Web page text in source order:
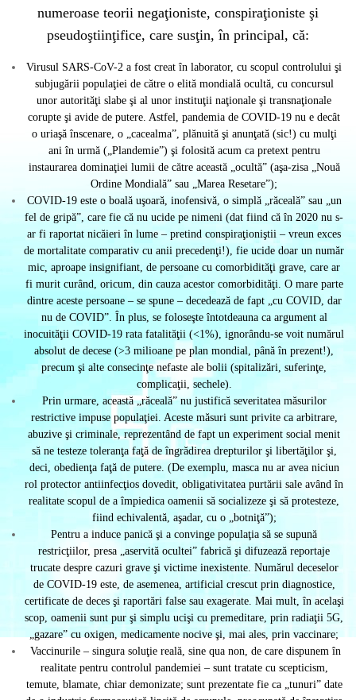
numeroase teorii negaţioniste, conspiraţioniste şi
pseudoştiinţifice, care susţin, în principal, că:
Virusul SARS-CoV-2 a fost creat în laborator, cu scopul controlului şi
subjugării populaţiei de către o elită mondială ocultă, cu concursul
unor autorităţi slabe şi al unor instituţii naţionale şi transnaţionale
corupte şi avide de putere. Astfel, pandemia de COVID-19 nu e decât
o uriaşă înscenare, o „cacealma”, plănuită şi anunţată (sic!) cu mulţi
ani în urmă („Plandemie”) şi folosită acum ca pretext pentru
instaurarea dominaţiei lumii de către această „ocultă” (aşa-zisa „Nouă
Ordine Mondială” sau „Marea Resetare”);
COVID-19 este o boală uşoară, inofensivă, o simplă „răceală” sau „un
fel de gripă”, care fie că nu ucide pe nimeni (dat fiind că în 2020 nu s-
ar fi raportat nicăieri în lume – pretind conspiraţioniştii – vreun exces
de mortalitate comparativ cu anii precedenţi!), fie ucide doar un număr
mic, aproape insignifiant, de persoane cu comorbidităţi grave, care ar
fi murit curând, oricum, din cauza acestor comorbidităţi. O mare parte
dintre aceste persoane – se spune – decedează de fapt „cu COVID, dar
nu de COVID”. În plus, se foloseşte întotdeauna ca argument al
inocuităţii COVID-19 rata fatalităţii (<1%), ignorându-se voit numărul
absolut de decese (>3 milioane pe plan mondial, până în prezent!),
precum şi alte consecinţe nefaste ale bolii (spitalizări, suferinţe,
complicaţii, sechele).
Prin urmare, această „răceală” nu justifică severitatea măsurilor
restrictive impuse populaţiei. Aceste măsuri sunt privite ca arbitrare,
abuzive şi criminale, reprezentând de fapt un experiment social menit
să ne testeze toleranţa faţă de îngrădirea drepturilor şi libertăţilor şi,
deci, obedienţa faţă de putere. (De exemplu, masca nu ar avea niciun
rol protector antiinfecţios dovedit, obligativitatea purtării sale având în
realitate scopul de a împiedica oamenii să socializeze şi să protesteze,
fiind echivalentă, aşadar, cu o „botniţă”);
Pentru a induce panică şi a convinge populaţia să se supună
restricţiilor, presa „aservită ocultei” fabrică şi difuzează reportaje
trucate despre cazuri grave şi victime inexistente. Numărul deceselor
de COVID-19 este, de asemenea, artificial crescut prin diagnostice,
certificate de deces şi raportări false sau exagerate. Mai mult, în acelaşi
scop, oamenii sunt pur şi simplu ucişi cu premeditare, prin radiaţii 5G,
„gazare” cu oxigen, medicamente nocive şi, mai ales, prin vaccinare;
Vaccinurile – singura soluţie reală, sine qua non, de care dispunem în
realitate pentru controlul pandemiei – sunt tratate cu scepticism,
temute, blamate, chiar demonizate; sunt prezentate fie ca „tunuri” date